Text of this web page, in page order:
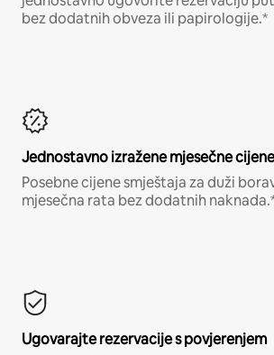
bez dodatnih obveza ili papirologije.*
Jednostavno izražene mjesečne cijene
Posebne cijene smještaja za duži
mjesečna rata bez dodatnih
Ugovarajte rezervacije s povjerenjem